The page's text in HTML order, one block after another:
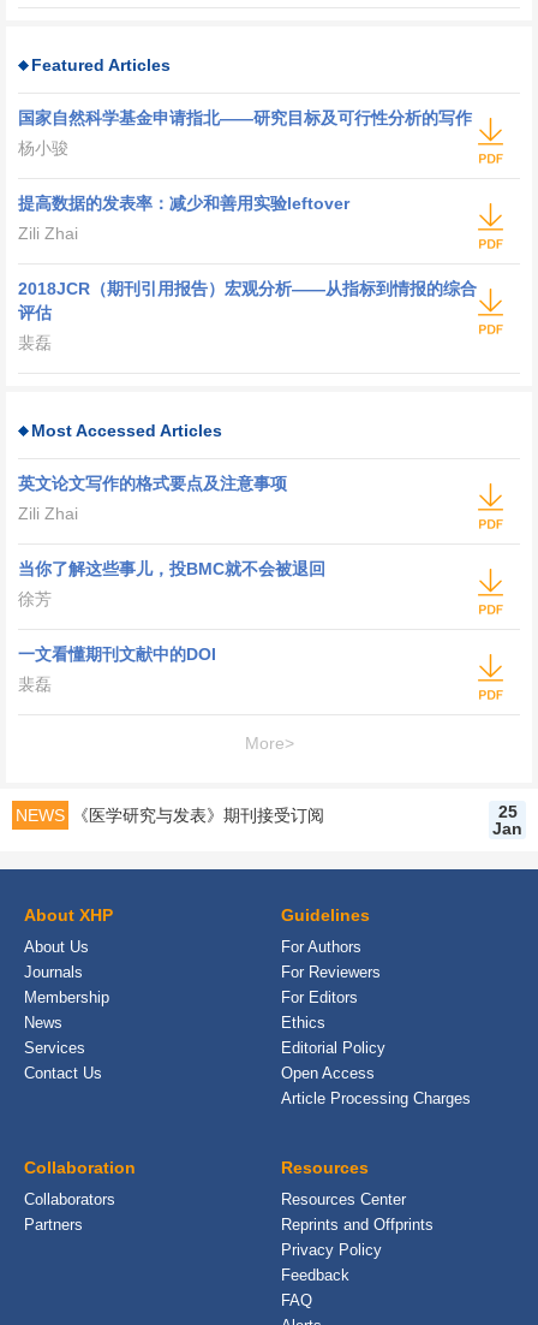
Featured Articles
国家自然科学基金申请指北——研究目标及可行性分析的写作
杨小骏
提高数据的发表率：减少和善用实验leftover
Zili Zhai
2018JCR（期刊引用报告）宏观分析——从指标到情报的综合
评估
裴磊
Most Accessed Articles
英文论文写作的格式要点及注意事项
Zili Zhai
当你了解这些事儿，投BMC就不会被退回
徐芳
一文看懂期刊文献中的DOI
裴磊
More>
NEWS 《医学研究与发表》期刊接受订阅
25
Jan
About XHP
About Us
Journals
Membership
News
Services
Contact Us
Guidelines
For Authors
For Reviewers
For Editors
Ethics
Editorial Policy
Open Access
Article Processing Charges
Collaboration
Collaborators
Partners
Resources
Resources Center
Reprints and Offprints
Privacy Policy
Feedback
FAQ